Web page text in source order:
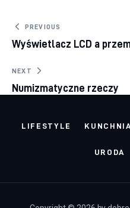
Nawigacja wpisu
PREVIOUS
Wyświetlacz LCD a
NEXT
Numizmatyczne rzeczy
LIFESTYLE
URODA